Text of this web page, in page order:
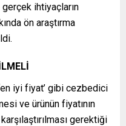
ihtiyaçların
ön araştırma
‘en iyi fiyat’ gibi cezbedici
ve ürünün fiyatının
gerektiği